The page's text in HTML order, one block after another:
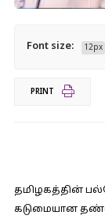
Font size: 12px
PRINT
தமிழகத்தின்
கடுமையான